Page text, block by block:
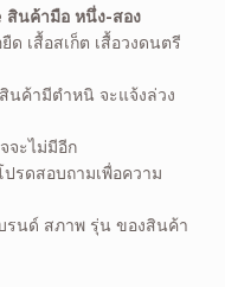
สินค้ามือ หนึ่ง-สอง
ด เสื้อสเก็ต เสื้อวงดนตรี
นค้ามีตำหนิ จะแจ้งล่วง
จะไม่มีอีก
รดสอบถามเพื่อความ
รนด์ สภาพ รุ่น ของสินค้า